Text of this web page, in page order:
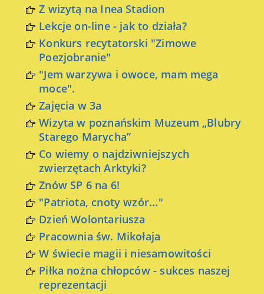
Z wizytą na Inea Stadion
Lekcje on-line - jak to działa?
Konkurs recytatorski "Zimowe
Poezjobranie"
"Jem warzywa i owoce, mam mega
moce".
Zajęcia w 3a
Wizyta w poznańskim Muzeum „Blubry
Starego Marycha”
Co wiemy o najdziwniejszych
zwierzętach Arktyki?
Znów SP 6 na 6!
"Patriota, cnoty wzór..."
Dzień Wolontariusza
Pracownia św. Mikołaja
W świecie magii i niesamowitości
Piłka nożna chłopców - sukces naszej
reprezentacji